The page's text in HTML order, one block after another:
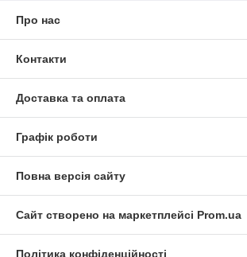
Про нас
Контакти
Доставка та оплата
Графік роботи
Повна версія сайту
Сайт створено на маркетплейсі Prom.ua
Політика конфіденційності